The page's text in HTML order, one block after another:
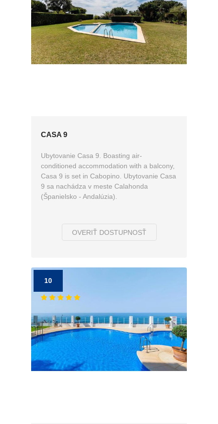
CASA 9
Ubytovanie Casa 9. Boasting air-
conditioned accommodation with a balcony,
Casa 9 is set in Cabopino. Ubytovanie Casa
9 sa nachádza v meste Calahonda
(Španielsko - Andalúzia).
OVERIŤ DOSTUPNOSŤ
10